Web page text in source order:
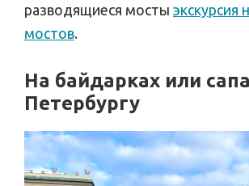
разводящиеся мосты экскурсия
мостов.
На байдарках или
Петербургу